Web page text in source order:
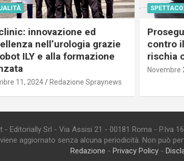
innovazione ed
nell’urologia grazie
ILY e alla formazione
11, 2024 Redazione Spraynews
contro
rischia
Novembre
Editorially Srl - Via Assisi 21 - 00181 Roma - P.Iva
aggiornato senza alcuna periodicità. Non può
Redazione - Privacy Policy-